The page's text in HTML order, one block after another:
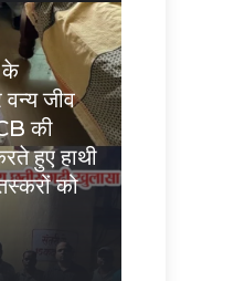
के
जीव
की
हुए हाथी
को